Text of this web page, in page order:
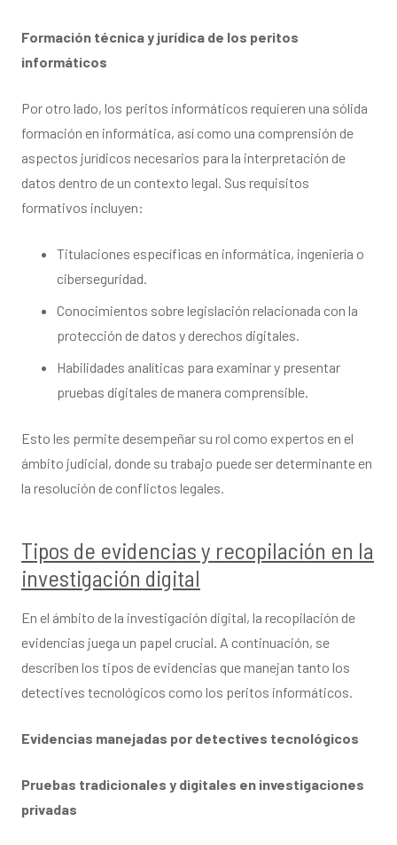
Formación técnica y jurídica de los peritos
informáticos
Por otro lado, los peritos informáticos requieren una sólida
formación en informática, así como una comprensión de
aspectos jurídicos necesarios para la interpretación de
datos dentro de un contexto legal. Sus requisitos
formativos incluyen:
Titulaciones específicas en informática, ingeniería o
ciberseguridad.
Conocimientos sobre legislación relacionada con la
protección de datos y derechos digitales.
Habilidades analíticas para examinar y presentar
pruebas digitales de manera comprensible.
Esto les permite desempeñar su rol como expertos en el
ámbito judicial, donde su trabajo puede ser determinante en
la resolución de conflictos legales.
Tipos de evidencias y recopilación en la
investigación digital
En el ámbito de la investigación digital, la recopilación de
evidencias juega un papel crucial. A continuación, se
describen los tipos de evidencias que manejan tanto los
detectives tecnológicos como los peritos informáticos.
Evidencias manejadas por detectives tecnológicos
Pruebas tradicionales y digitales en investigaciones
privadas